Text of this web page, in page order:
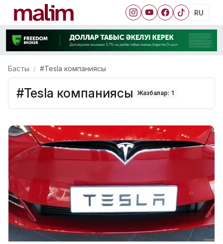
RU
Басты #Tesla компаниясы
#Tesla компаниясы Жазбалар: 1